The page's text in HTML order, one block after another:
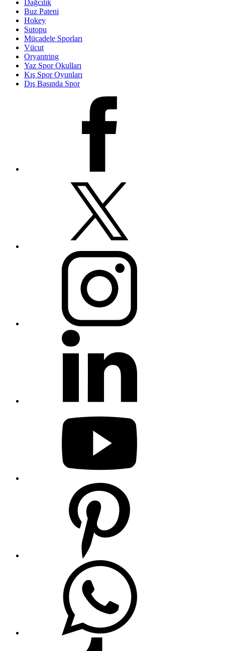
Dağcılık
Buz Pateni
Hokey
Sutopu
Mücadele Sporları
Vücut
Oryantring
Yaz Spor Okulları
Kış Spor Oyunları
Dış Basında Spor